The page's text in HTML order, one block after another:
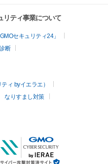
リティ事業について
セキュリティ24」
断
ィ byイエラエ）
なりすまし対策